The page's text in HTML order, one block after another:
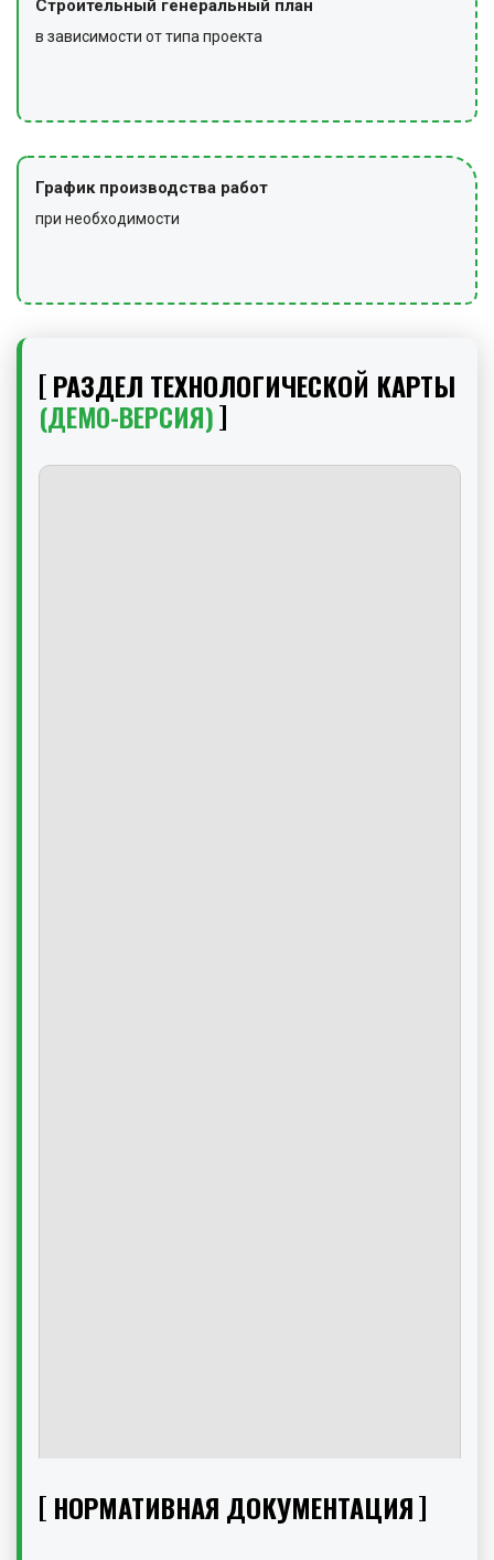
Строительный генеральный план
в зависимости от типа проекта
График производства работ
при необходимости
РАЗДЕЛ ТЕХНОЛОГИЧЕСКОЙ КАРТЫ
(ДЕМО-ВЕРСИЯ)
НОРМАТИВНАЯ ДОКУМЕНТАЦИЯ